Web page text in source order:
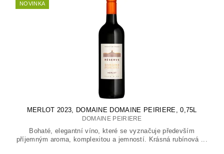
NOVINKA
MERLOT 2023, DOMAINE DOMAINE PEIRIERE, 0,75L
DOMAINE PEIRIERE
Bohaté, elegantní víno, které se vyznačuje především
příjemným aroma, komplexitou a jemností. Krásná rubínová ...